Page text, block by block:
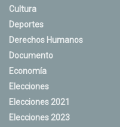
Cultura
Deportes
Derechos Humanos
Documento
Economía
Elecciones
Elecciones 2021
Elecciones 2023